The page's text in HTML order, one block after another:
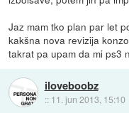
Jaz mam tko plan par let
kakšna nova revizija
takrat pa upam da mi ps3
iloveboobz
:: 11. jun 2013, 15:10